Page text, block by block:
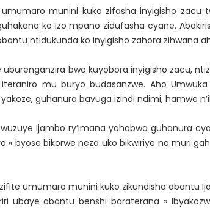
umumaro munini kuko zifasha inyigisho
ko izo mpano zidufasha cyane.
ntidukunda ko inyigisho zahora zihwana
bwo kuyobora inyigisho zacu,
mu buryo budasanzwe. Aho
guhanura bavuga izindi ndimi, hamwe
Ijambo ry’Imana yahabwa guhanura
« byose bikorwe neza uko bikwiriye no muri
umumaro munini kuko zikundisha abantu
ubaye abantu benshi baraterana »